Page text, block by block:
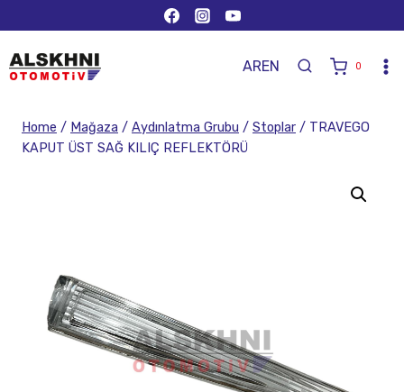
AREN 0
Home / Mağaza / Aydınlatma Grubu / Stoplar / TRAVEGO
KAPUT ÜST SAĞ KILIÇ REFLEKTÖRÜ